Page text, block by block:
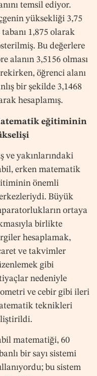
temsil ediyor.
yüksekliği 3,75
tabanı 1,875 olarak
Bu değerlere
alanın 3,5156 olması
öğrenci alanı
bir şekilde 3,1468
hesaplamış.
eğitiminin
ve yakınlarındaki
erken matematik
önemli
Büyük
ortaya
birlikte
hesaplamak,
ve takvimler
gibi
nedeniyle
ve cebir gibi ileri
teknikleri
matematiği, 60
bir sayı sistemi
bu sistem